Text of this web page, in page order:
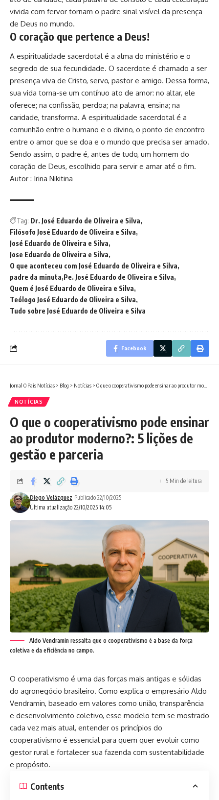
vivida com fervor tornam o padre sinal visível da presença
de Deus no mundo.
O coração que pertence a Deus!
A espiritualidade sacerdotal é a alma do ministério e o
segredo de sua fecundidade. O sacerdote é chamado a ser
presença viva de Cristo, servo, pastor e amigo. Dessa forma,
sua vida torna-se um contínuo ato de amor: no altar, ele
oferece; na confissão, perdoa; na palavra, ensina; na
caridade, transforma. A espiritualidade sacerdotal é a
comunhão entre o humano e o divino, o ponto de encontro
entre o amor que se doa e o mundo que precisa ser amado.
Sendo assim, o padre é, antes de tudo, um homem do
coração de Deus, escolhido para servir e amar até o fim.
Autor : Irina Nikitina
Tag: Dr. José Eduardo de Oliveira e Silva
Filósofo José Eduardo de Oliveira e Silva
José Eduardo de Oliveira e Silva
Jose Eduardo de Oliveira e Silva
O que aconteceu com José Eduardo de Oliveira e Silva
padre da minuta Pe. José Eduardo de Oliveira e Silva
Quem é José Eduardo de Oliveira e Silva
Teólogo José Eduardo de Oliveira e Silva
Tudo sobre José Eduardo de Oliveira e Silva
Facebook
Jornal O País Notícias > Blog > Notícias > O que o cooperativismo pode ensinar ao produtor moderno?: 5 lições de gestão e parceria
NOTÍCIAS
O que o cooperativismo pode ensinar
ao produtor moderno?: 5 lições de
gestão e parceria
Última atualização 22/10/2025 14:05
Diego Velázquez Publicado 22/10/2025
5 Min de leitura
Aldo Vendramin ressalta que o cooperativismo é a base da força
coletiva e da eficiência no campo.
O cooperativismo é uma das forças mais antigas e sólidas
do agronegócio brasileiro. Como explica o empresário Aldo
Vendramin, baseado em valores como união, transparência
e desenvolvimento coletivo, esse modelo tem se mostrado
cada vez mais atual, entender os princípios do
cooperativismo é essencial para quem quer evoluir como
gestor rural e fortalecer sua fazenda com sustentabilidade
e propósito.
Contents